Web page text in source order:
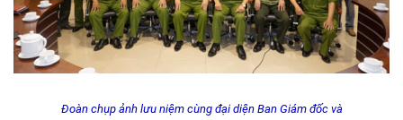
Đoàn chụp ảnh lưu niệm cùng đại diện Ban Giám đốc và